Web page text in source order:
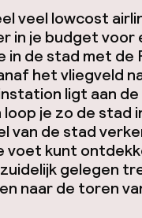
veel lowcost
in je budget
in de stad met
het vliegveld
ligt aan
je zo de stad
van de stad
kunt
gelegen
naar de toren